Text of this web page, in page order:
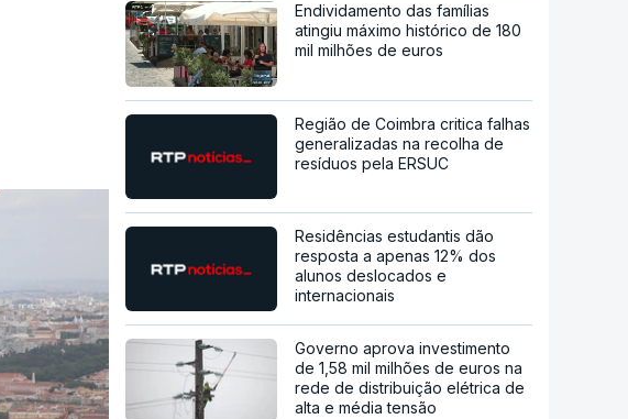
Endividamento das famílias
atingiu máximo histórico de 180
mil milhões de euros
Região de Coimbra critica falhas
generalizadas na recolha de
resíduos pela ERSUC
Residências estudantis dão
resposta a apenas 12% dos
alunos deslocados e
internacionais
Governo aprova investimento
de 1,58 mil milhões de euros na
rede de distribuição elétrica de
alta e média tensão